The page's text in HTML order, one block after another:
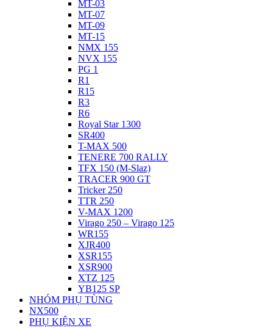
MT-03
MT-07
MT-09
MT-15
NMX 155
NVX 155
PG 1
R1
R15
R3
R6
Royal Star 1300
SR400
T-MAX 500
TENERE 700 RALLY
TFX 150 (M-Slaz)
TRACER 900 GT
Tricker 250
TTR 250
V-MAX 1200
Virago 250 – Virago 125
WR155
XJR400
XSR155
XSR900
XTZ 125
YB125 SP
NHÓM PHỤ TÙNG
NX500
PHỤ KIỆN XE